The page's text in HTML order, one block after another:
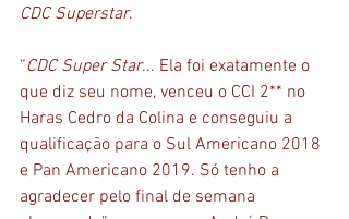
CDC Superstar.
“CDC Super Star... Ela foi exatamente o
que diz seu nome, venceu o CCI 2** no
Haras Cedro da Colina e conseguiu a
qualificação para o Sul Americano 2018
e Pan Americano 2019. Só tenho a
agradecer pelo final de semana